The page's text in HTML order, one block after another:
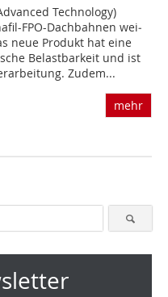
Technology)
FPO-Dachbahnen wei­
neue Produkt hat eine
Belastbarkeit und ist
Zudem...
mehr